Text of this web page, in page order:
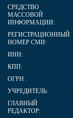
СРЕДСТВО
МАССОВОЙ
ИНФОРМАЦИИ:
РЕГИСТРАЦИОННЫЙ
НОМЕР СМИ:
ИНН:
КПП:
ОГРН :
УЧРЕДИТЕЛЬ:
ГЛАВНЫЙ
РЕДАКТОР: